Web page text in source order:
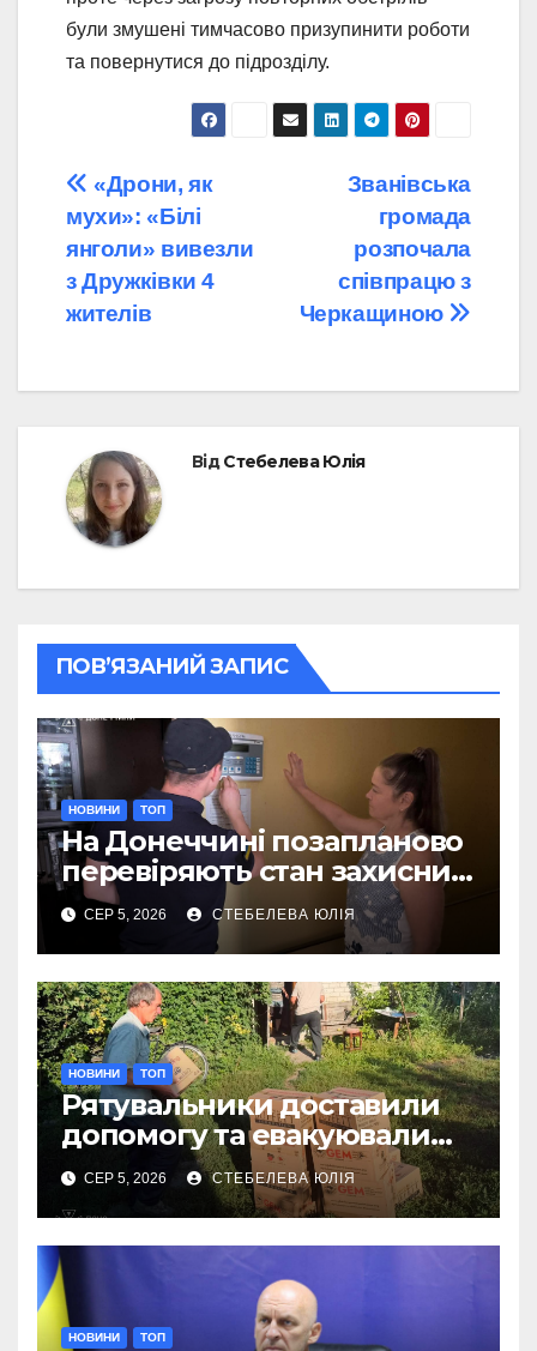
були змушені тимчасово призупинити роботи
та повернутися до підрозділу.
Навігація
записів
Званівська
громада
розпочала
співпрацю з
Черкащиною
«Дрони, як
мухи»: «Білі
янголи» вивезли
з Дружківки 4
жителів
ВідСтебелева Юлія
ПОВ’ЯЗАНИЙ ЗАПИС
НОВИНИ ТОП
На Донеччині позапланово
перевіряють стан захисних
споруд
СЕР 5, 2026 СТЕБЕЛЕВА ЮЛІЯ
НОВИНИ ТОП
Рятувальники доставили
допомогу та евакуювали
людину на Донеччині
СЕР 5, 2026 СТЕБЕЛЕВА ЮЛІЯ
НОВИНИ ТОП